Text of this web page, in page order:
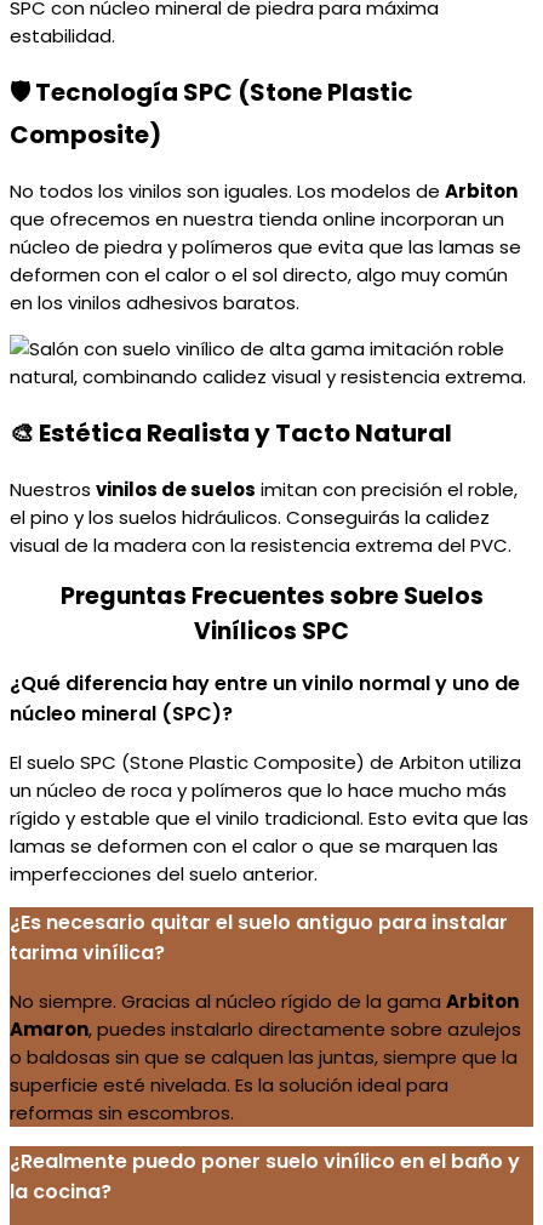
🛡️ Tecnología SPC (Stone Plastic
Composite)
No todos los vinilos son iguales. Los modelos de Arbiton
que ofrecemos en nuestra tienda online incorporan un
núcleo de piedra y polímeros que evita que las lamas se
deformen con el calor o el sol directo, algo muy común
en los vinilos adhesivos baratos.
🎨 Estética Realista y Tacto Natural
Nuestros vinilos de suelos imitan con precisión el roble,
el pino y los suelos hidráulicos. Conseguirás la calidez
visual de la madera con la resistencia extrema del PVC.
Preguntas Frecuentes sobre Suelos
Vinílicos SPC
¿Qué diferencia hay entre un vinilo normal y uno de
núcleo mineral (SPC)?
El suelo SPC (Stone Plastic Composite) de Arbiton utiliza
un núcleo de roca y polímeros que lo hace mucho más
rígido y estable que el vinilo tradicional. Esto evita que las
lamas se deformen con el calor o que se marquen las
imperfecciones del suelo anterior.
¿Es necesario quitar el suelo antiguo para instalar
tarima vinílica?
No siempre. Gracias al núcleo rígido de la gama Arbiton
Amaron, puedes instalarlo directamente sobre azulejos
o baldosas sin que se calquen las juntas, siempre que la
superficie esté nivelada. Es la solución ideal para
reformas sin escombros.
¿Realmente puedo poner suelo vinílico en el baño y
la cocina?